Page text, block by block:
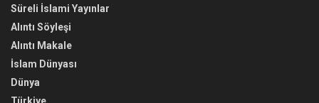
Süreli İslami Yayınlar
Alıntı Söyleşi
Alıntı Makale
İslam Dünyası
Dünya